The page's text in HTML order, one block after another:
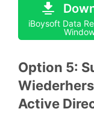
iBoysoft Data
Option 5:
Active